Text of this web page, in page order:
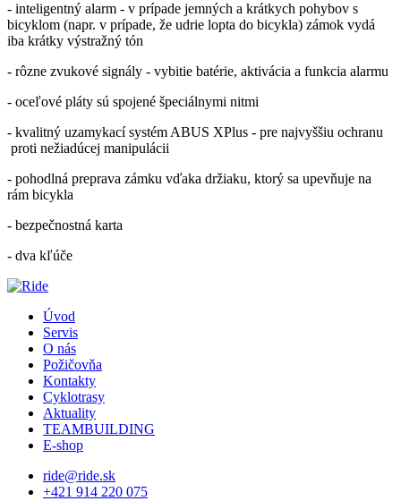
- inteligentný alarm - v prípade jemných a krátkych pohybov s
bicyklom (napr. v prípade, že udrie lopta do bicykla) zámok vydá
iba krátky výstražný tón
- rôzne zvukové signály - vybitie batérie, aktivácia a funkcia alarmu
- oceľové pláty sú spojené špeciálnymi nitmi
- kvalitný uzamykací systém ABUS XPlus - pre najvyššiu ochranu
proti nežiadúcej manipulácii
- pohodlná preprava zámku vďaka držiaku, ktorý sa upevňuje na
rám bicykla
- bezpečnostná karta
- dva kľúče
Úvod
Servis
O nás
Požičovňa
Kontakty
Cyklotrasy
Aktuality
TEAMBUILDING
E-shop
ride@ride.sk
+421 914 220 075